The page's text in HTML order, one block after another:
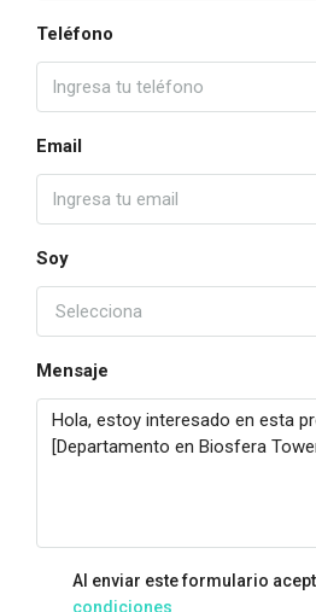
Teléfono
Email
Soy
Selecciona
Mensaje
Al enviar este formulario
condiciones